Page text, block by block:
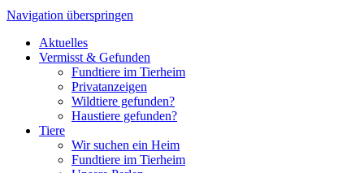
Navigation überspringen
Aktuelles
Vermisst & Gefunden
Fundtiere im Tierheim
Privatanzeigen
Wildtiere gefunden?
Haustiere gefunden?
Tiere
Wir suchen ein Heim
Fundtiere im Tierheim